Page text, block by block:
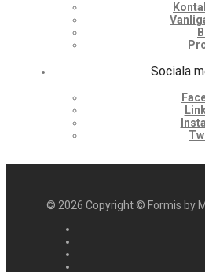
Sociala
© 2026 Copyright © Formis by